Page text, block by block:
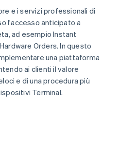
e i servizi professionali di
l'accesso anticipato a
ad esempio Instant
Orders. In questo
una piattaforma
ai clienti il valore
e di una procedura più
Terminal.